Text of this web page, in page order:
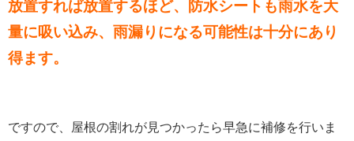
放置すれば放置するほど、防水シートも雨水を大
量に吸い込み、雨漏りになる可能性は十分にあり
得ます。
ですので、屋根の割れが見つかったら早急に補修を行いま